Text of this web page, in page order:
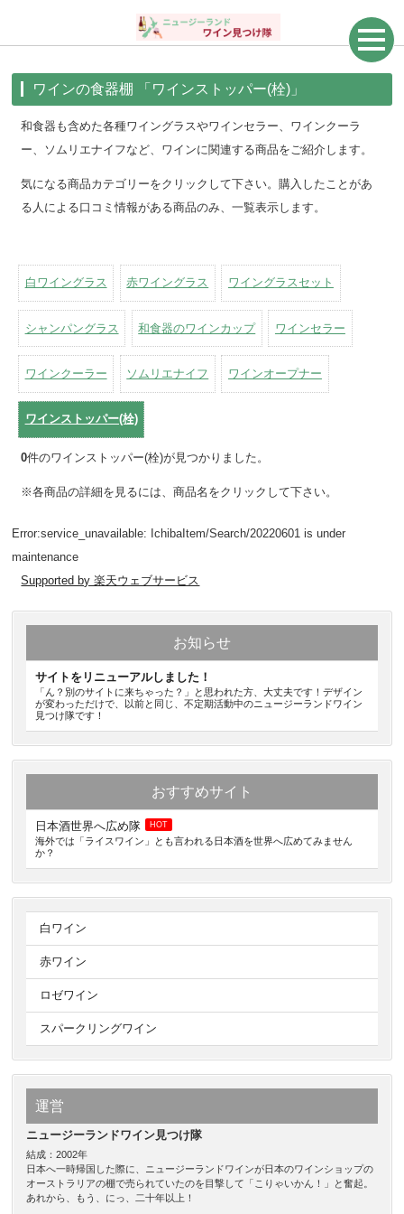
ワインの食器棚 「ワインストッパー(栓)」
和食器も含めた各種ワイングラスやワインセラー、ワインクーラ
ー、ソムリエナイフなど、ワインに関連する商品をご紹介します。
気になる商品カテゴリーをクリックして下さい。購入したことがあ
る人による口コミ情報がある商品のみ、一覧表示します。
白ワイングラス 赤ワイングラス ワイングラスセット
シャンパングラス 和食器のワインカップ ワインセラー
ワインクーラー ソムリエナイフ ワインオープナー
ワインストッパー(栓)
0件のワインストッパー(栓)が見つかりました。
※各商品の詳細を見るには、商品名をクリックして下さい。
Error:service_unavailable: IchibaItem/Search/20220601 is under
maintenance
Supported by 楽天ウェブサービス
お知らせ
サイトをリニューアルしました！
「ん？別のサイトに来ちゃった？」と思われた方、大丈夫です！デザイン
が変わっただけで、以前と同じ、不定期活動中のニュージーランドワイン
見つけ隊です！
おすすめサイト
日本酒世界へ広め隊 HOT
海外では「ライスワイン」とも言われる日本酒を世界へ広めてみません
か？
白ワイン
赤ワイン
ロゼワイン
スパークリングワイン
運営
ニュージーランドワイン見つけ隊
結成：2002年
日本へ一時帰国した際に、ニュージーランドワインが日本のワインショップの
オーストラリアの棚で売られていたのを目撃して「こりゃいかん！」と奮起。
あれから、もう、にっ、二十年以上！